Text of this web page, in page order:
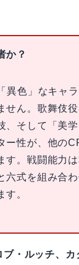
か？
異色」なキャ
せん。歌舞伎
、そして「美
ー性が、他の
す。戦闘能力
六式を組み合
す。
ブ・ルッチ、